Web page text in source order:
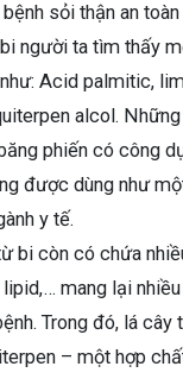
sỏi thận an
người ta tìm thấy
Acid palmitic,
alcol.
phiến có công
được dùng như
y tế.
bi còn có chứa
mang lại
Trong đó, lá
– một hợp